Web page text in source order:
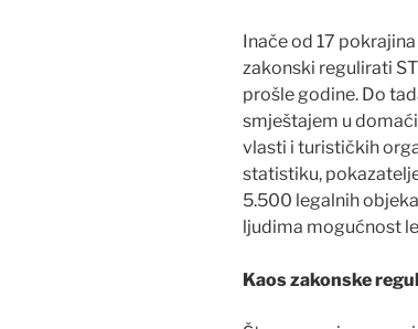
Inače od 17
zakonski regulirati
prošle godine. Do
smještajem u
vlasti i turističkih
statistiku,
5.500 legalnih
ljudima mogućnost
Kaos zakonske